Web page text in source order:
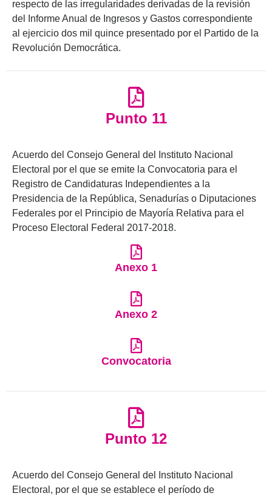
respecto de las irregularidades derivadas de la revisión
del Informe Anual de Ingresos y Gastos correspondiente
al ejercicio dos mil quince presentado por el Partido de la
Revolución Democrática.
Punto 11
Acuerdo del Consejo General del Instituto Nacional
Electoral por el que se emite la Convocatoria para el
Registro de Candidaturas Independientes a la
Presidencia de la República, Senadurías o Diputaciones
Federales por el Principio de Mayoría Relativa para el
Proceso Electoral Federal 2017-2018.
Anexo 1
Anexo 2
Convocatoria
Punto 12
Acuerdo del Consejo General del Instituto Nacional
Electoral, por el que se establece el período de